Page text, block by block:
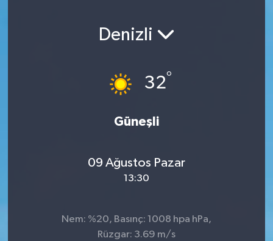
Denizli
32°
Güneşli
09 Ağustos Pazar
13:30
Nem: %20, Basınç: 1008 hpa hPa,
Rüzgar: 3.69 m/s